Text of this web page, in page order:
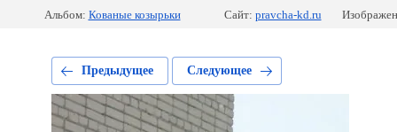
Альбом: Кованые козырьки Сайт: pravcha-kd.ru
Предыдущее Следующее